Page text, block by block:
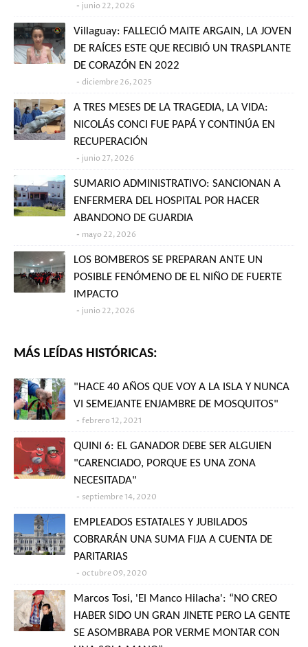
junio 22, 2026
Villaguay: FALLECIÓ MAITE ARGAIN, LA JOVEN
DE RAÍCES ESTE QUE RECIBIÓ UN TRASPLANTE
DE CORAZÓN EN 2022
diciembre 26, 2025
A TRES MESES DE LA TRAGEDIA, LA VIDA:
NICOLÁS CONCI FUE PAPÁ Y CONTINÚA EN
RECUPERACIÓN
junio 27, 2026
SUMARIO ADMINISTRATIVO: SANCIONAN A
ENFERMERA DEL HOSPITAL POR HACER
ABANDONO DE GUARDIA
mayo 22, 2026
LOS BOMBEROS SE PREPARAN ANTE UN
POSIBLE FENÓMENO DE EL NIÑO DE FUERTE
IMPACTO
junio 22, 2026
MÁS LEÍDAS HISTÓRICAS:
"HACE 40 AÑOS QUE VOY A LA ISLA Y NUNCA
VI SEMEJANTE ENJAMBRE DE MOSQUITOS"
febrero 12, 2021
QUINI 6: EL GANADOR DEBE SER ALGUIEN
"CARENCIADO, PORQUE ES UNA ZONA
NECESITADA"
septiembre 14, 2020
EMPLEADOS ESTATALES Y JUBILADOS
COBRARÁN UNA SUMA FIJA A CUENTA DE
PARITARIAS
octubre 09, 2020
Marcos Tosi, 'El Manco Hilacha': “NO CREO
HABER SIDO UN GRAN JINETE PERO LA GENTE
SE ASOMBRABA POR VERME MONTAR CON